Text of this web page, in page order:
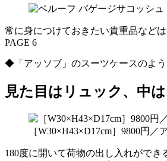
常に身につけておきたい貴重品など
PAGE 6
◆「アッソブ」のスーツケースのよ
見た目はリュック、中
［W30×H43×D17cm］9800円／
180度に開いて荷物の出し入れがで